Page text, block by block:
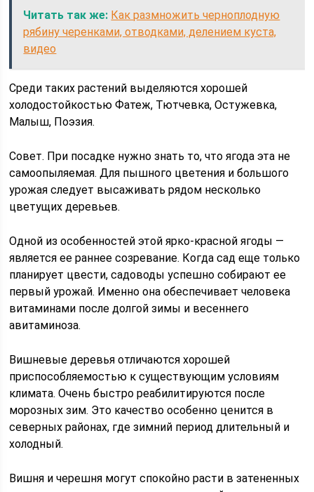
Читать так же: Как размножить черноплодную
рябину черенками, отводками, делением куста,
видео
Среди таких растений выделяются хорошей
холодостойкостью Фатеж, Тютчевка, Остужевка,
Малыш, Поэзия.
Совет. При посадке нужно знать то, что ягода эта не
самоопыляемая. Для пышного цветения и большого
урожая следует высаживать рядом несколько
цветущих деревьев.
Одной из особенностей этой ярко-красной ягоды —
является ее раннее созревание. Когда сад еще только
планирует цвести, садоводы успешно собирают ее
первый урожай. Именно она обеспечивает человека
витаминами после долгой зимы и весеннего
авитаминоза.
Вишневые деревья отличаются хорошей
приспособляемостью к существующим условиям
климата. Очень быстро реабилитируются после
морозных зим. Это качество особенно ценится в
северных районах, где зимний период длительный и
холодный.
Вишня и черешня могут спокойно расти в затененных